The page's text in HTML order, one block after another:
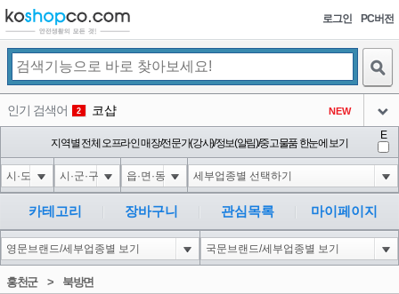
로그인 PC버전
인기 검색어 2 코샵 NEW
3 익스
아이콘
4 미끄럼방지
아이콘
5 대성설렁탕
아이콘
-16
6 1-1 waitfor delay '0:0:15' --
아이콘
0
1
지역별 전체 오프라인 매장/전문가(강사)/정보(알림)/중고물품 한눈에 보기
E
카테고리 장바구니 관심목록 마이페이지
홍천군> 북방면